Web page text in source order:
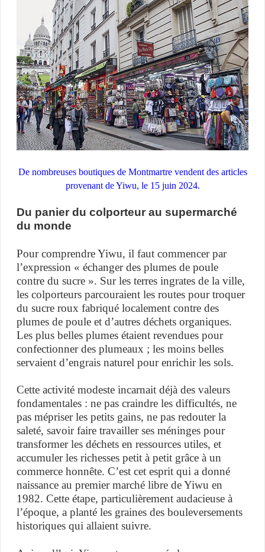
De nombreuses boutiques de Montmartre vendent des articles
provenant de Yiwu, le 15 juin 2024.
Du panier du colporteur au supermarché
du monde
Pour comprendre Yiwu, il faut commencer par
l’expression « échanger des plumes de poule
contre du sucre ». Sur les terres ingrates de la ville,
les colporteurs parcouraient les routes pour troquer
du sucre roux fabriqué localement contre des
plumes de poule et d’autres déchets organiques.
Les plus belles plumes étaient revendues pour
confectionner des plumeaux ; les moins belles
servaient d’engrais naturel pour enrichir les sols.
Cette activité modeste incarnait déjà des valeurs
fondamentales : ne pas craindre les difficultés, ne
pas mépriser les petits gains, ne pas redouter la
saleté, savoir faire travailler ses méninges pour
transformer les déchets en ressources utiles, et
accumuler les richesses petit à petit grâce à un
commerce honnête. C’est cet esprit qui a donné
naissance au premier marché libre de Yiwu en
1982. Cette étape, particulièrement audacieuse à
l’époque, a planté les graines des bouleversements
historiques qui allaient suivre.